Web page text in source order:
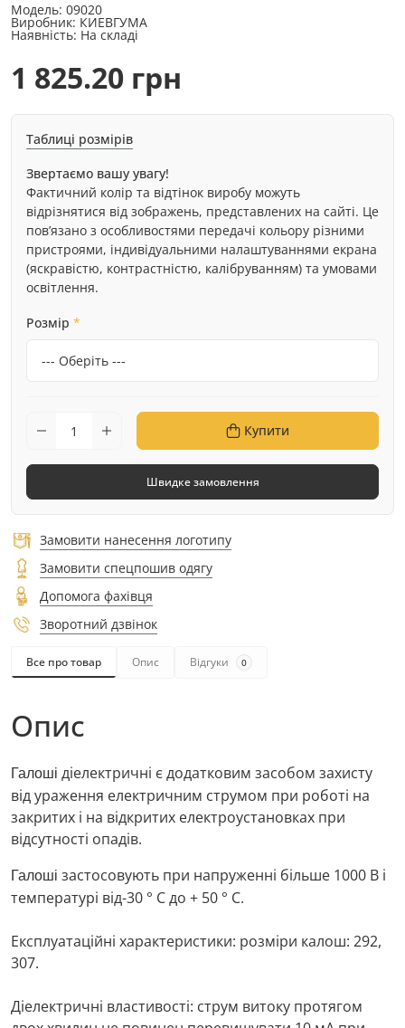
Модель: 09020
Виробник: КИЕВГУМА
Наявність: На складі
1 825.20 грн
Таблиці розмірів
Звертаємо вашу увагу!
Фактичний колір та відтінок виробу можуть
відрізнятися від зображень, представлених на сайті. Це
пов’язано з особливостями передачі кольору різними
пристроями, індивідуальними налаштуваннями екрана
(яскравістю, контрастністю, калібруванням) та умовами
освітлення.
Розмір *
Купити
Швидке замовлення
Замовити нанесення логотипу
Замовити спецпошив одягу
Допомога фахівця
Зворотний дзвінок
Все про товар Опис Відгуки 0
Опис
Галоші діелектричні є додатковим засобом захисту
від ураження електричним струмом при роботі на
закритих і на відкритих електроустановках при
відсутності опадів.
Галоші застосовують при напруженні більше 1000 В і
температурі від-30 ° С до + 50 ° С.
Експлуатаційні характеристики: розміри калош: 292,
307.
Діелектричні властивості: струм витоку протягом